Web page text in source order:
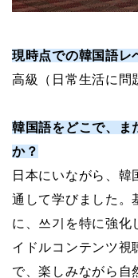
現時点での韓国語レ
高級（日常生活に問
韓国語をどこで、ま
か？
日本にいながら、韓
通して学びました。
に、쓰기を特に強化
イドルコンテンツ視
で、楽しみながら自